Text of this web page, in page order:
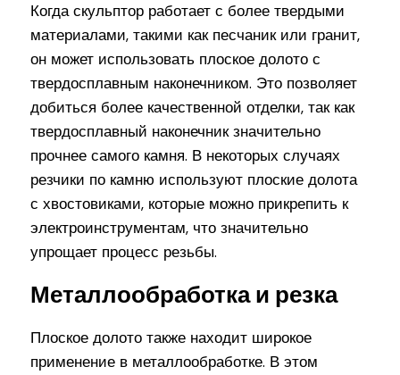
Когда скульптор работает с более твердыми
материалами, такими как песчаник или гранит,
он может использовать плоское долото с
твердосплавным наконечником. Это позволяет
добиться более качественной отделки, так как
твердосплавный наконечник значительно
прочнее самого камня. В некоторых случаях
резчики по камню используют плоские долота
с хвостовиками, которые можно прикрепить к
электроинструментам, что значительно
упрощает процесс резьбы.
Металлообработка и резка
Плоское долото также находит широкое
применение в металлообработке. В этом